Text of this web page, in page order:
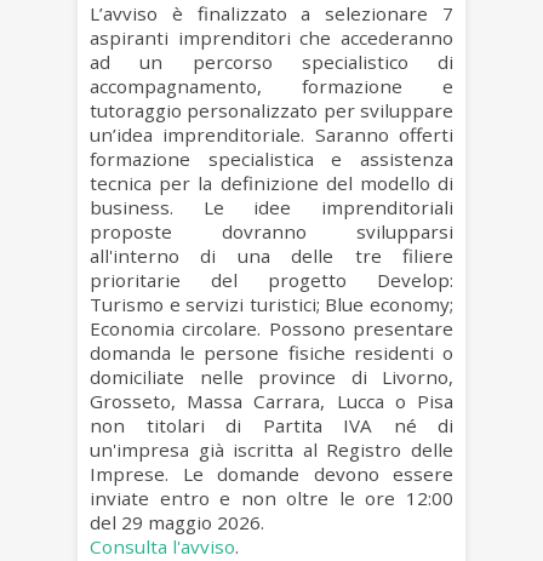
L’avviso è finalizzato aselezionare 7
aspiranti imprenditori che accederanno
ad un percorso specialistico di
accompagnamento, formazione e
tutoraggio personalizzato per sviluppare
un’idea imprenditoriale. Saranno offerti
formazione specialistica e assistenza
tecnica per la definizione del modello di
business. Le idee imprenditoriali
proposte dovranno svilupparsi
all'interno di una delle tre filiere
prioritarie del progetto Develop:
Turismo e servizi turistici; Blue economy;
Economia circolare. Possono presentare
domanda le persone fisiche residenti o
domiciliate nelle province di Livorno,
Grosseto, Massa Carrara, Lucca o Pisa
non titolari di Partita IVA
né di
un'impresa già iscritta al Registro delle
Imprese. Le domande devono essere
inviate entro e non oltre le ore 12:00
del 29 maggio 2026.
Consulta l'avviso.